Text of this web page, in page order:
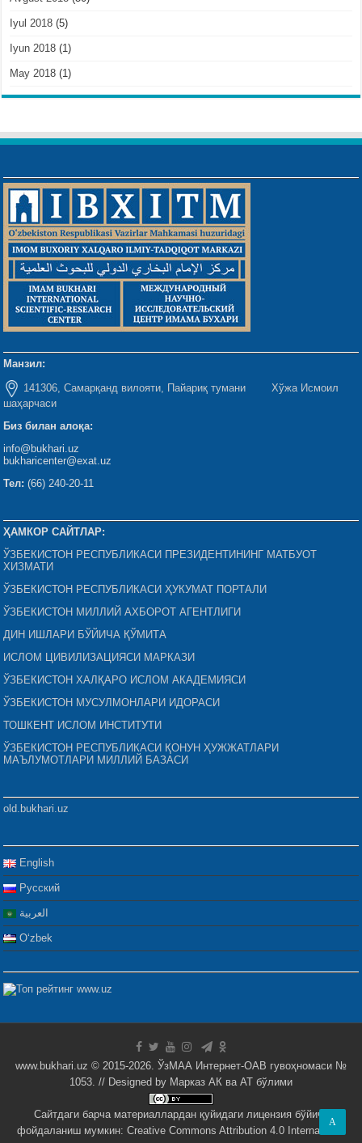
Iyul 2018 (5)
Iyun 2018 (1)
May 2018 (1)
Манзил:
141306, Самарқанд вилояти, Пайариқ тумани Хўжа Исмоил
шаҳарчаси
Биз билан алоқа:
info@bukhari.uz
bukharicenter@exat.uz
Тел: (66) 240-20-11
ҲАМКОР САЙТЛАР:
ЎЗБЕКИСТОН РЕСПУБЛИКАСИ ПРЕЗИДЕНТИНИНГ МАТБУОТ
ХИЗМАТИ
ЎЗБЕКИСТОН РЕСПУБЛИКАСИ ҲУКУМАТ ПОРТАЛИ
ЎЗБЕКИСТОН МИЛЛИЙ АХБОРОТ АГЕНТЛИГИ
ДИН ИШЛАРИ БЎЙИЧА ҚЎМИТА
ИСЛОМ ЦИВИЛИЗАЦИЯСИ МАРКАЗИ
ЎЗБЕКИСТОН ХАЛҚАРО ИСЛОМ АКАДЕМИЯСИ
ЎЗБЕКИСТОН МУСУЛМОНЛАРИ ИДОРАСИ
ТОШКЕНТ ИСЛОМ ИНСТИТУТИ
ЎЗБЕКИСТОН РЕСПУБЛИКАСИ ҚОНУН ҲУЖЖАТЛАРИ
МАЪЛУМОТЛАРИ МИЛЛИЙ БАЗАСИ
old.bukhari.uz
English
Русский
العربية
Oʻzbek
www.bukhari.uz © 2015-2026. ЎзМАА Интернет-ОАВ гувоҳномаси №
1053. // Designed by Марказ АК ва АТ бўлими
Сайтдаги барча материаллардан қуйидаги лицензия бўйича
фойдаланиш мумкин: Creative Commons Attribution 4.0 International
A